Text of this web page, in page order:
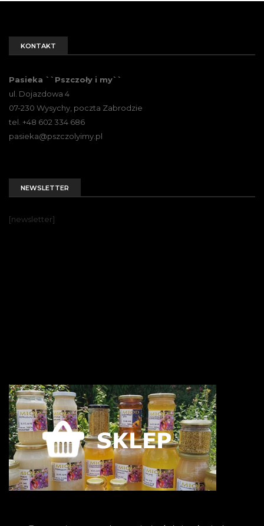
KONTAKT
Pasieka ``Pszczoły i my``
ul. Dojazdowa 4
07-230 Wysychy, poczta Zabrodzie
tel. +48 602 334 686
pasieka@pszczolyimy.pl
NEWSLETTER
[newsletter]